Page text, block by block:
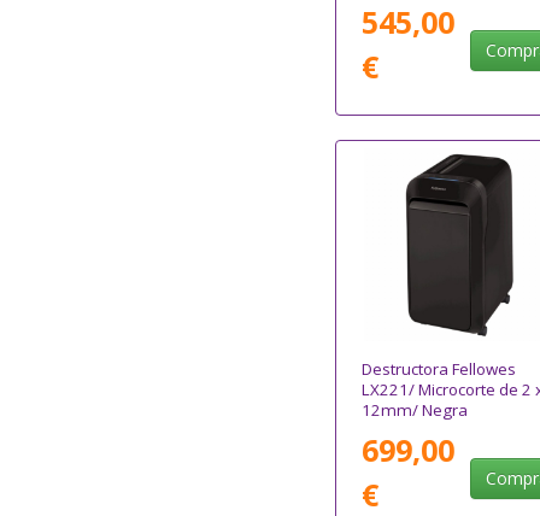
545,00
€
Destructora Fellowes
LX221/ Microcorte de 2
12mm/ Negra
699,00
€